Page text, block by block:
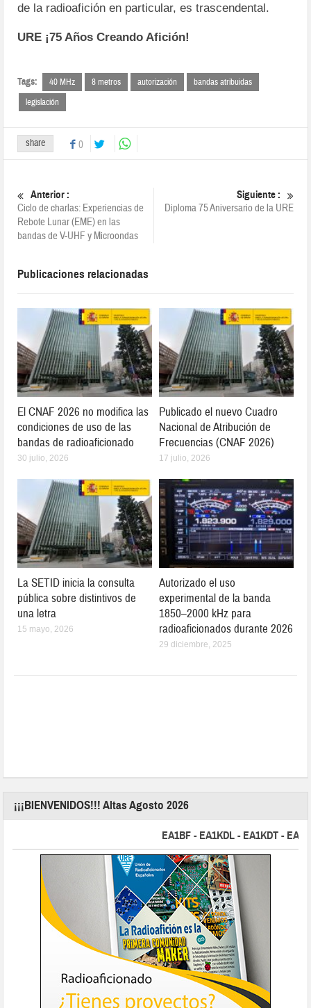
de la radioafición en particular, es trascendental.
URE ¡75 Años Creando Afición!
Tags: 40 MHz 8 metros autorización
bandas atribuidas
legislación
share 0
Anterior :
Ciclo de charlas: Experiencias de
Rebote Lunar (EME) en las
bandas de V-UHF y Microondas
Siguiente :
Diploma 75 Aniversario de la URE
Publicaciones relacionadas
El CNAF 2026 no modifica las
condiciones de uso de las
bandas de radioaficionado
30 julio, 2026
Publicado el nuevo Cuadro
Nacional de Atribución de
Frecuencias (CNAF 2026)
17 julio, 2026
La SETID inicia la consulta
pública sobre distintivos de
una letra
15 mayo, 2026
Autorizado el uso
experimental de la banda
1850–2000 kHz para
radioaficionados durante 2026
29 diciembre, 2025
¡¡¡BIENVENIDOS!!! Altas Agosto 2026
EA1BF - EA1KDL - EA1KDT -